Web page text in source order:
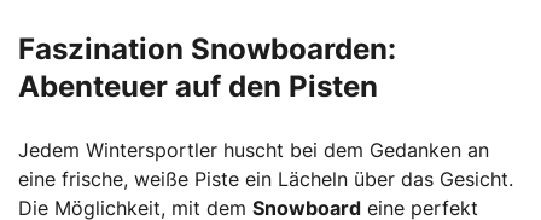
Faszination Snowboarden:
Abenteuer auf den Pisten
Jedem Wintersportler huscht bei dem Gedanken an
eine frische, weiße Piste ein Lächeln über das Gesicht.
Die Möglichkeit, mit dem Snowboard eine perfekt